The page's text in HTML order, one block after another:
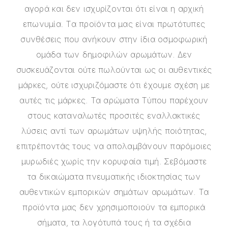
αγορά και δεν ισχυρίζονται ότι είναι η αρχική
επωνυμία. Τα προϊόντα μας είναι πρωτότυπες
συνθέσεις που ανήκουν στην ίδια οσμοφωρική
ομάδα των δημοφιλών αρωμάτων. Δεν
συσκευάζονται ούτε πωλούνται ως οι αυθεντικές
μάρκες, ούτε ισχυριζόμαστε ότι έχουμε σχέση με
αυτές τις μάρκες. Τα αρώματα Τύπου παρέχουν
στους καταναλωτές προσιτές εναλλακτικές
λύσεις αντί των αρωμάτων υψηλής ποιότητας,
επιτρέποντάς τους να απολαμβάνουν παρόμοιες
μυρωδιές χωρίς την κορυφαία τιμή. Σεβόμαστε
τα δικαιώματα πνευματικής ιδιοκτησίας των
αυθεντικών εμπορικών σημάτων αρωμάτων. Τα
προϊόντα μας δεν χρησιμοποιούν τα εμπορικά
σήματα, τα λογότυπά τους ή τα σχέδια